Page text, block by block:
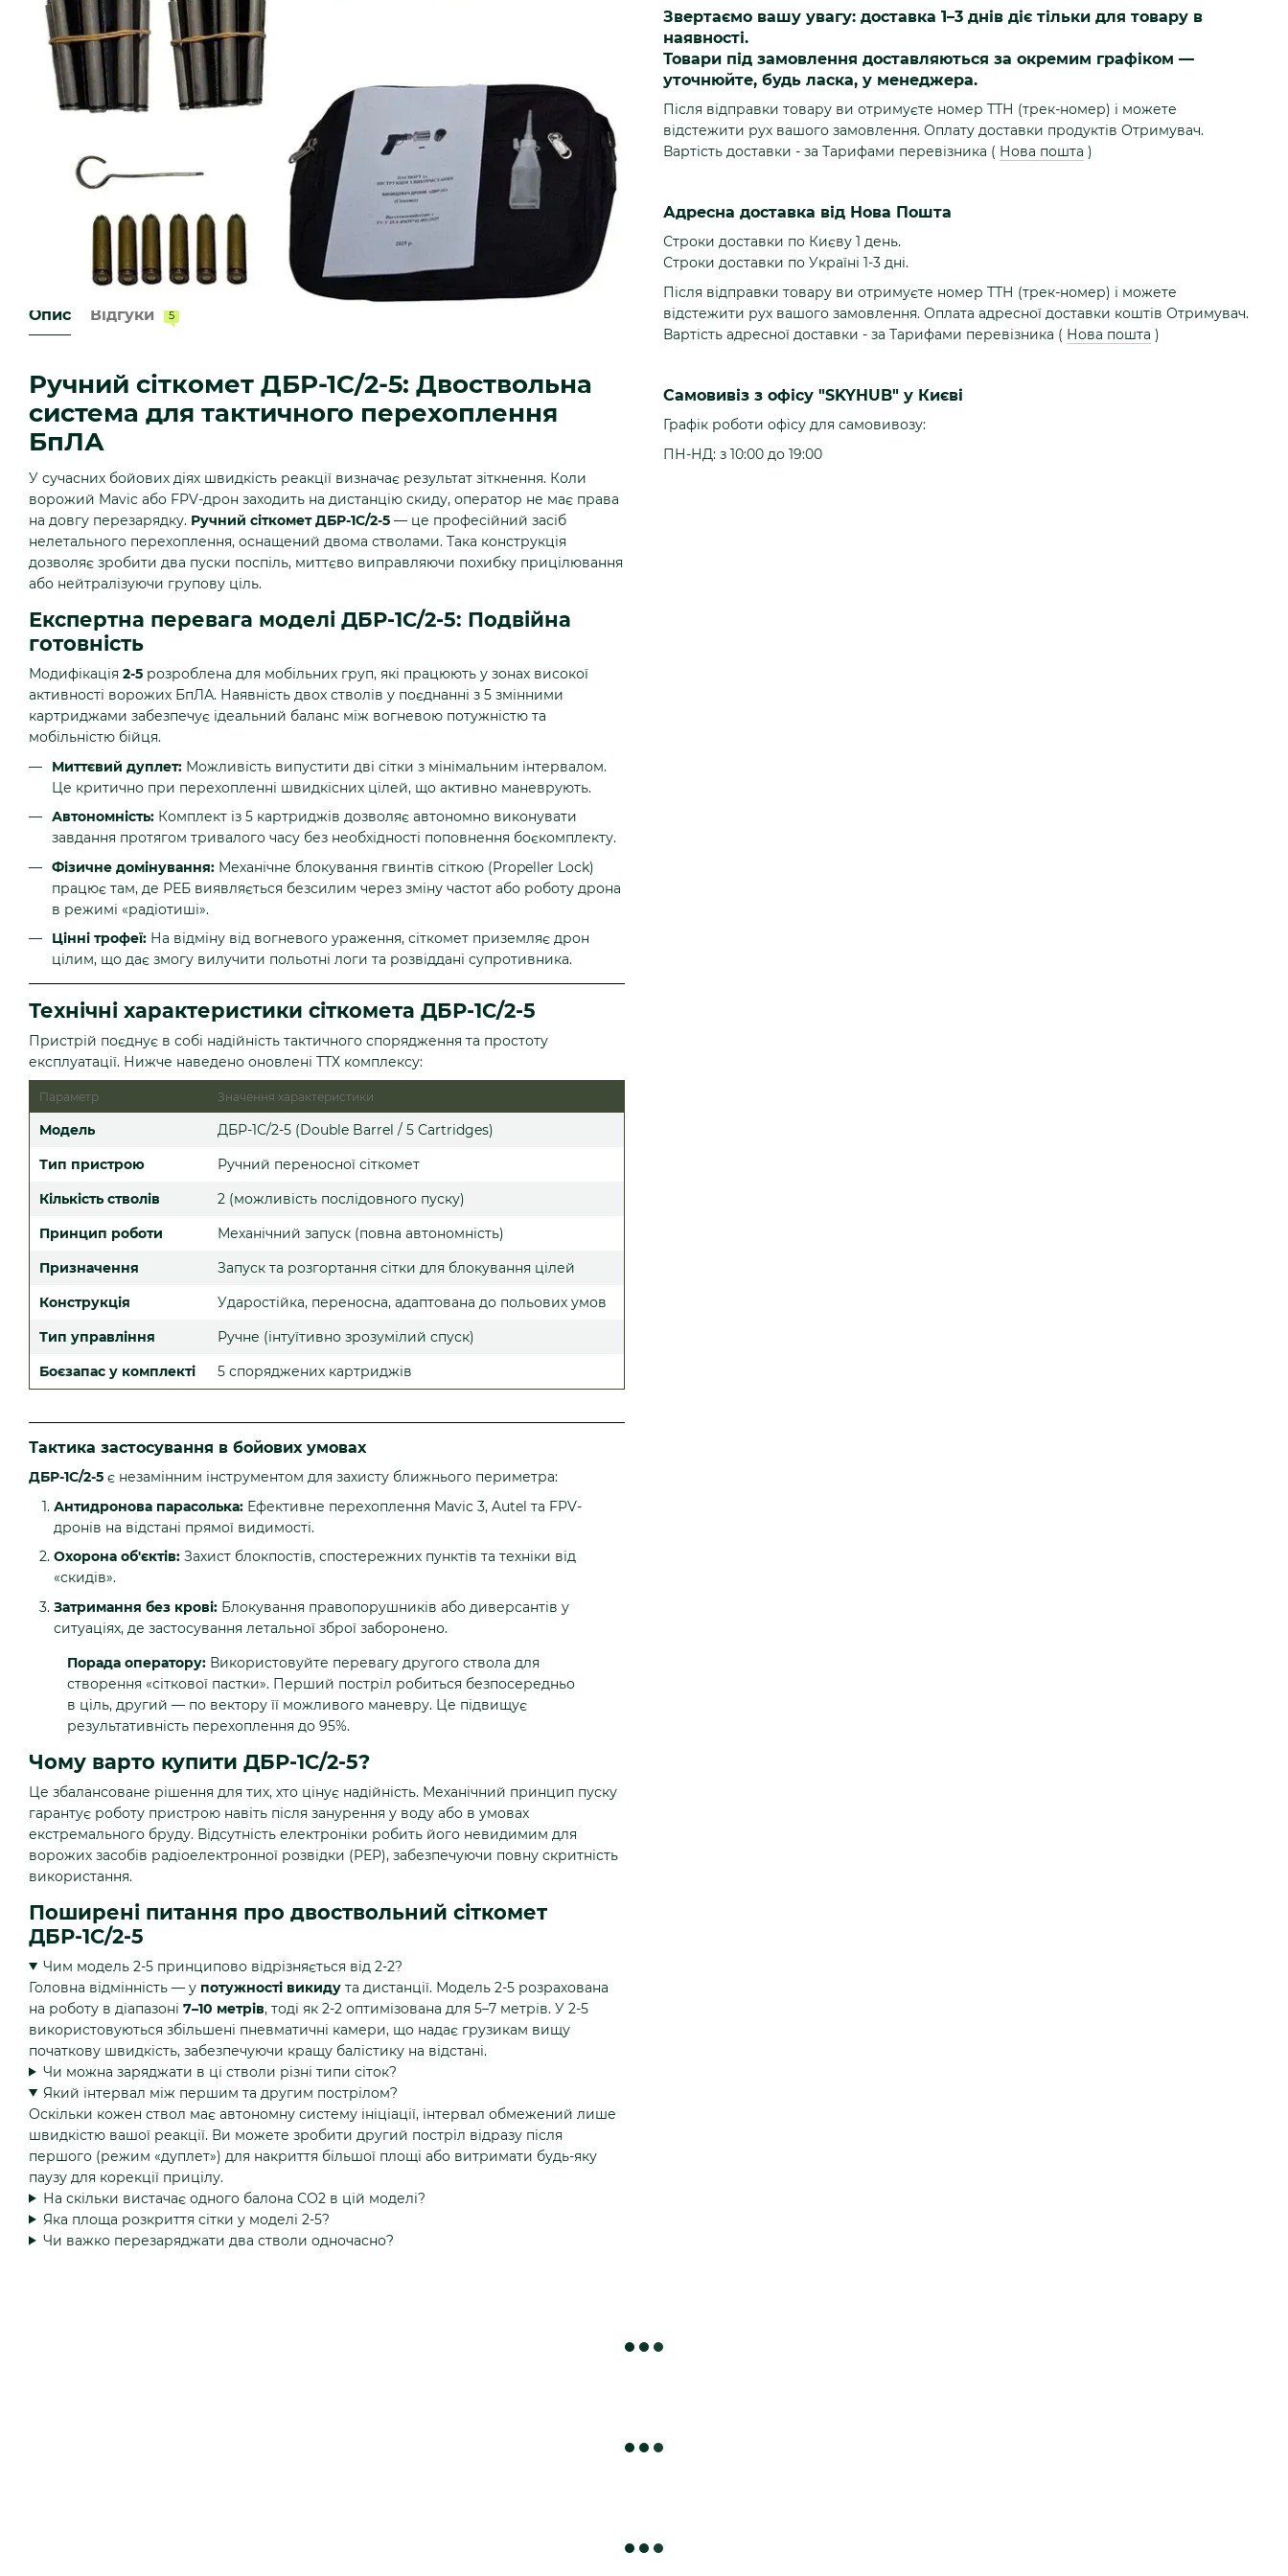
Опис Відгуки 5
Ручний сіткомет ДБР-1С/2-5: Двоствольна
система для тактичного перехоплення
БпЛА
У сучасних бойових діях швидкість реакції визначає результат зіткнення. Коли
ворожий Mavic або FPV-дрон заходить на дистанцію скиду, оператор не має права
на довгу перезарядку. Ручний сіткомет ДБР-1С/2-5 — це професійний засіб
нелетального перехоплення, оснащений двома стволами. Така конструкція
дозволяє зробити два пуски поспіль, миттєво виправляючи похибку прицілювання
або нейтралізуючи групову ціль.
Експертна перевага моделі ДБР-1С/2-5: Подвійна
готовність
Модифікація 2-5 розроблена для мобільних груп, які працюють у зонах високої
активності ворожих БпЛА. Наявність двох стволів у поєднанні з 5 змінними
картриджами забезпечує ідеальний баланс між вогневою потужністю та
мобільністю бійця.
Миттєвий дуплет: Можливість випустити дві сітки з мінімальним інтервалом.
Це критично при перехопленні швидкісних цілей, що активно маневрують.
Автономність: Комплект із 5 картриджів дозволяє автономно виконувати
завдання протягом тривалого часу без необхідності поповнення боєкомплекту.
Фізичне домінування: Механічне блокування гвинтів сіткою (Propeller Lock)
працює там, де РЕБ виявляється безсилим через зміну частот або роботу дрона
в режимі «радіотиші».
Цінні трофеї: На відміну від вогневого ураження, сіткомет приземляє дрон
цілим, що дає змогу вилучити польотні логи та розвіддані супротивника.
Технічні характеристики сіткомета ДБР-1С/2-5
Пристрій поєднує в собі надійність тактичного спорядження та простоту
експлуатації. Нижче наведено оновлені ТТХ комплексу:
Параметр Значення характеристики
Модель
ДБР-1С/2-5 (Double Barrel / 5 Cartridges)
Тип пристрою
Ручний переносної сіткомет
Кількість стволів
2 (можливість послідовного пуску)
Принцип роботи
Механічний запуск (повна автономність)
Призначення
Запуск та розгортання сітки для блокування цілей
Конструкція
Ударостійка, переносна, адаптована до польових умов
Тип управління
Ручне (інтуїтивно зрозумілий спуск)
Боєзапас у комплекті
5 споряджених картриджів
Тактика застосування в бойових умовах
ДБР-1С/2-5 є незамінним інструментом для захисту ближнього периметра:
Антидронова парасолька: Ефективне перехоплення Mavic 3, Autel та FPV-
дронів на відстані прямої видимості.
Охорона об'єктів: Захист блокпостів, спостережних пунктів та техніки від
«скидів».
Затримання без крові: Блокування правопорушників або диверсантів у
ситуаціях, де застосування летальної зброї заборонено.
Порада оператору: Використовуйте перевагу другого ствола для
створення «сіткової пастки». Перший постріл робиться безпосередньо
в ціль, другий — по вектору її можливого маневру. Це підвищує
результативність перехоплення до 95%.
Чому варто купити ДБР-1С/2-5?
Це збалансоване рішення для тих, хто цінує надійність. Механічний принцип пуску
гарантує роботу пристрою навіть після занурення у воду або в умовах
екстремального бруду. Відсутність електроніки робить його невидимим для
ворожих засобів радіоелектронної розвідки (РЕР), забезпечуючи повну скритність
використання.
Поширені питання про двоствольний сіткомет
ДБР-1С/2-5
Чим модель 2-5 принципово відрізняється від 2-2?
Головна відмінність — у потужності викиду та дистанції. Модель 2-5 розрахована
на роботу в діапазоні 7–10 метрів, тоді як 2-2 оптимізована для 5–7 метрів. У 2-5
використовуються збільшені пневматичні камери, що надає грузикам вищу
початкову швидкість, забезпечуючи кращу балістику на відстані.
Чи можна заряджати в ці стволи різні типи сіток?
Який інтервал між першим та другим пострілом?
Оскільки кожен ствол має автономну систему ініціації, інтервал обмежений лише
швидкістю вашої реакції. Ви можете зробити другий постріл відразу після
першого (режим «дуплет») для накриття більшої площі або витримати будь-яку
паузу для корекції прицілу.
На скільки вистачає одного балона СО2 в цій моделі?
Яка площа розкриття сітки у моделі 2-5?
Чи важко перезаряджати два стволи одночасно?
Звертаємо вашу увагу: доставка 1–3 днів діє тільки для товару в
наявності.
Товари під замовлення доставляються за окремим графіком —
уточнюйте, будь ласка, у менеджера.
Після відправки товару ви отримуєте номер ТТН (трек-номер) і можете
відстежити рух вашого замовлення. Оплату доставки продуктів Отримувач.
Вартість доставки - за Тарифами перевізника ( Нова пошта )
Адресна доставка від Нова Пошта
Строки доставки по Києву 1 день.
Строки доставки по Україні 1-3 дні.
Після відправки товару ви отримуєте номер ТТН (трек-номер) і можете
відстежити рух вашого замовлення. Оплата адресної доставки коштів Отримувач.
Вартість адресної доставки - за Тарифами перевізника ( Нова пошта )
Самовивіз з офісу "SKYHUB" у Києві
Графік роботи офісу для самовивозу:
ПН-НД: з 10:00 до 19:00